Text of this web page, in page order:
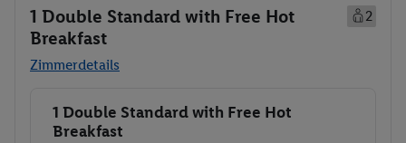
1 Double Standard with Free Hot
Breakfast
2
Zimmerdetails
Buchen
1 Double Standard with Free Hot
Breakfast